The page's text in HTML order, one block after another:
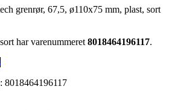
grenrør, 67,5, ø110x75 mm, plast, sort
har varenummeret 8018464196117.
8018464196117